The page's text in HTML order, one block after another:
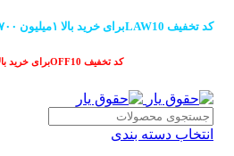
کد تخفیف LAW10برای خرید بالا ۱میلیون ۷۰۰ هزار تومان
کد تخفیف OFF10برای خرید بالای800 تومان
انتخاب دسته بندی